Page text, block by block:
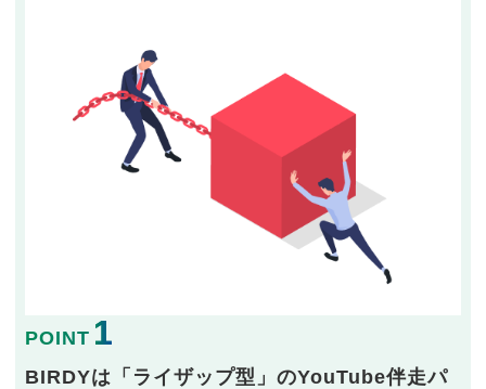
POINT 1
BIRDYは「ライザップ型」のYouTube伴走パ